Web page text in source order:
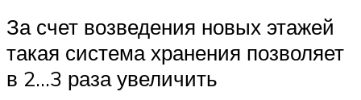
За счет возведения новых этажей
такая система хранения позволяет
в 2…3 раза увеличить